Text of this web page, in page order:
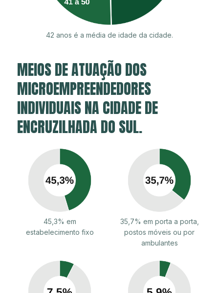
42 anos é a média de idade da cidade.
MEIOS DE ATUAÇÃO DOS
MICROEMPREENDEDORES
INDIVIDUAIS NA CIDADE DE
ENCRUZILHADA DO SUL.
45,3% em
estabelecimento fixo
35,7% em porta a porta,
postos móveis ou por
ambulantes